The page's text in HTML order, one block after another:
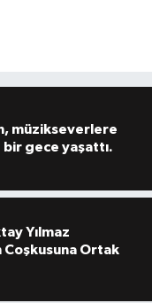
müzikseverlere
bir gece yaşattı.
Yılmaz
Coşkusuna Ortak